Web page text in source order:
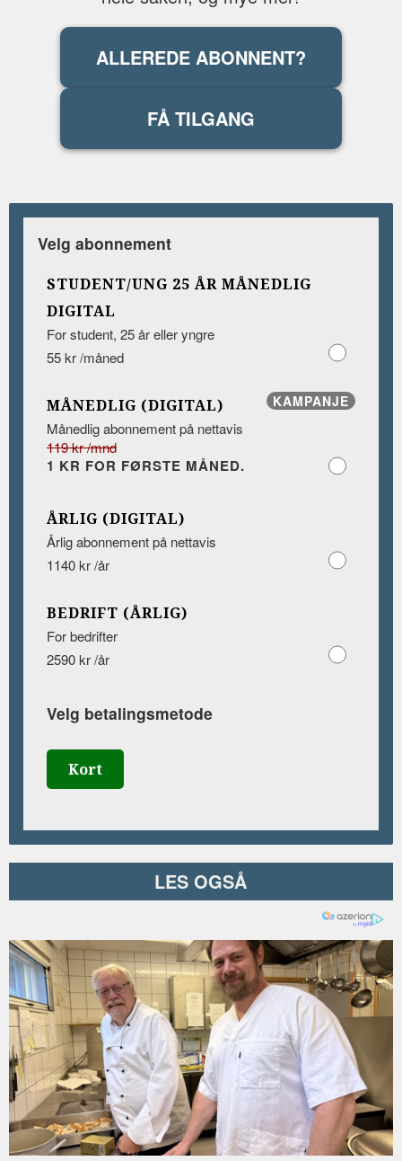
ALLEREDE ABONNENT?
FÅ TILGANG
Velg abonnement
STUDENT/UNG 25 ÅR MÅNEDLIG
DIGITAL
For student, 25 år eller yngre
55 kr /måned
KAMPANJE
MÅNEDLIG (DIGITAL)
Månedlig abonnement på nettavis
119 kr /mnd
1 KR FOR FØRSTE MÅNED.
ÅRLIG (DIGITAL)
Årlig abonnement på nettavis
1140 kr /år
BEDRIFT (ÅRLIG)
For bedrifter
2590 kr /år
Velg betalingsmetode
Kort
LES OGSÅ